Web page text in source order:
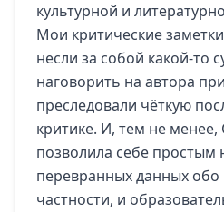
культурной и
Мои критические
несли за собой какой-то
наговорить на автора
преследовали чёткую
критике. И, тем не
позволила себе простым
перевранных данных обо
частности, и